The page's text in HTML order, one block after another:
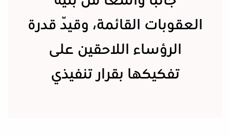
العقوبات القائمة، وقيّد قدرة
الرؤساء اللاحقين على
تفكيكها بقرار تنفيذي